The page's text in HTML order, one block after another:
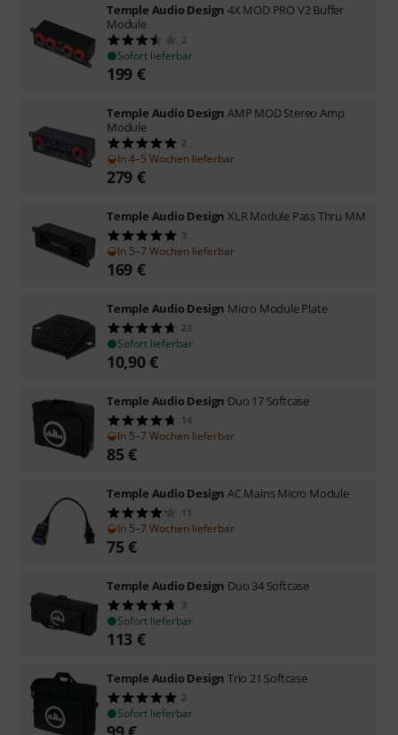
Temple Audio Design 4X MOD PRO V2 Buffer
Module
2
Sofort lieferbar
199 €
Temple Audio Design AMP MOD Stereo Amp
Module
2
In 4–5 Wochen lieferbar
279 €
Temple Audio Design XLR Module Pass Thru MM
3
In 5–7 Wochen lieferbar
169 €
Temple Audio Design Micro Module Plate
23
Sofort lieferbar
10,90€
Temple Audio Design Duo 17 Softcase
14
In 5–7 Wochen lieferbar
85€
Temple Audio Design AC Mains Micro Module
11
In 5–7 Wochen lieferbar
75€
Temple Audio Design Duo 34 Softcase
3
Sofort lieferbar
113 €
Temple Audio Design Trio 21 Softcase
2
Sofort lieferbar